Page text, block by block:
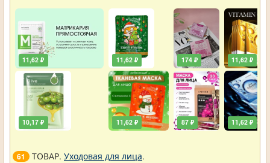
11,62 ₽
10,17 ₽
11,62 ₽
11,62 ₽
174 ₽
87 ₽
11,62 ₽
11,62 ₽
61 ТОВАР. Уходовая для лица.